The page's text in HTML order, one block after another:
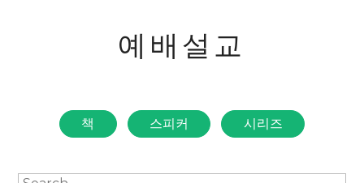
예배설교
책 스피커 시리즈